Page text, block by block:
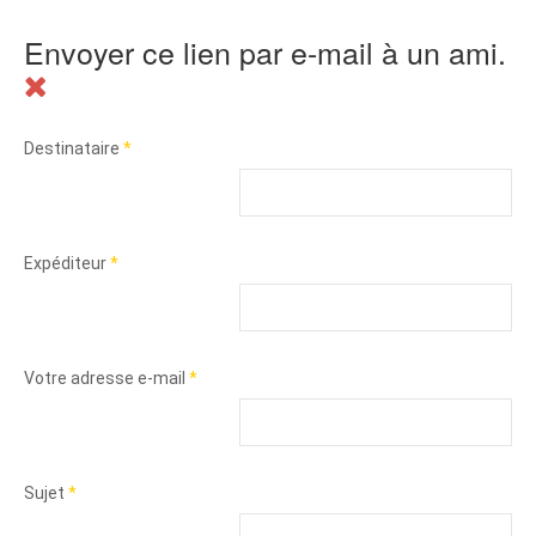
Envoyer ce lien par e-mail à un ami.
Destinataire *
Expéditeur*
Votre adresse e-mail *
Sujet *